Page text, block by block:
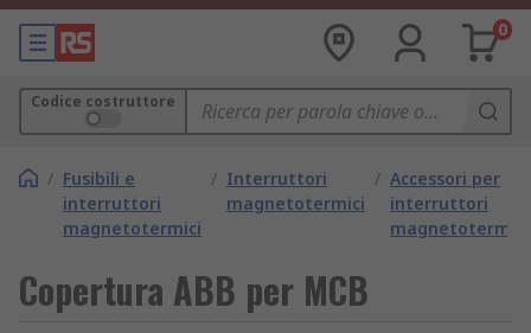
0
Codice costruttore
/ Fusibili e
interruttori
magnetotermici
/ Interruttori
magnetotermici
/ Accessori per
interruttori
magnetotermici
Copertura ABB per MCB